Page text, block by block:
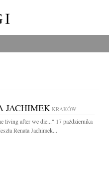
JACHIMEK KRAKÓW
living after we die..." 17 października
Renata Jachimek...